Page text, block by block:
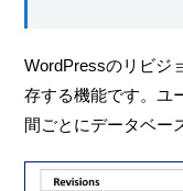
WordPressのリビジ
存する機能です。ユ
間ごとにデータベー